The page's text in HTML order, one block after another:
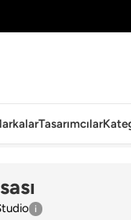
Tasarımcılar
›Haworth›HIYA Çalışma